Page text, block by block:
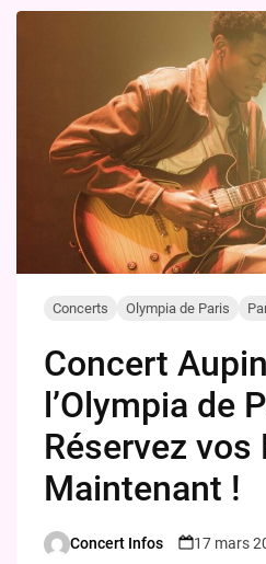
Concerts Olympia de Paris
Concert
l’Olympia de
Réservez vos
Maintenant !
Posted
Concert Infos 17 mars